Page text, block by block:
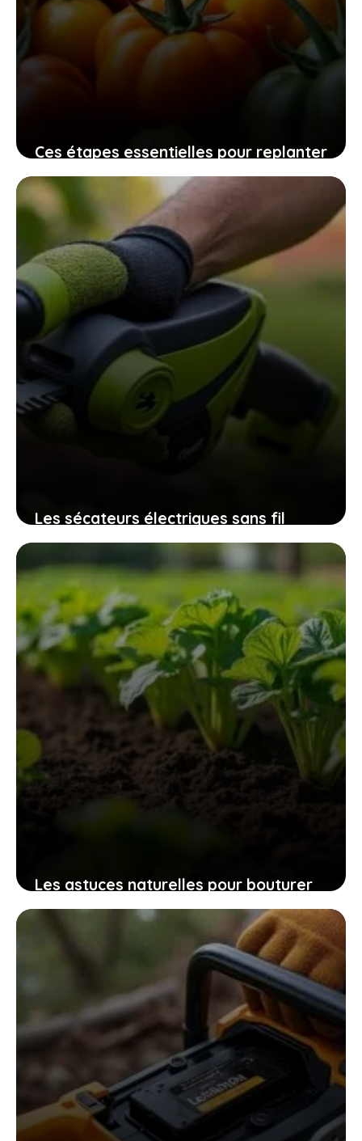
Ces étapes essentielles pour replanter
vos graines de tomates maison
assurent une récolte pleine de saveurs
10 novembre 2025
Les sécateurs électriques sans fil
32mm qui révolutionnent l’entretien
des espaces verts sans fatigue
excessive
9 novembre 2025
Les astuces naturelles pour bouturer
les patates douces et cultiver
facilement chez soi des plants
robustes